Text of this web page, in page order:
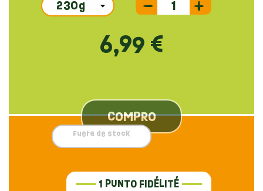
6,99 €
1 PUNTO FIDÉLITÉ
COMPRO
Fuera de stock